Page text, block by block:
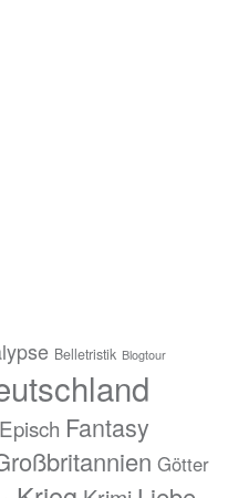
Belletristik Blogtour
Episch Fantasy
Götter